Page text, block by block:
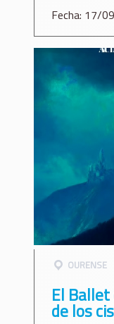
Fecha: 17/
OURENSE
El
de los